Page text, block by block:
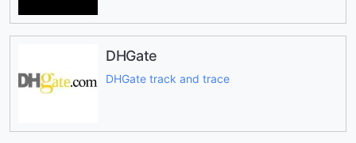
DHGate
DHGate track and trace